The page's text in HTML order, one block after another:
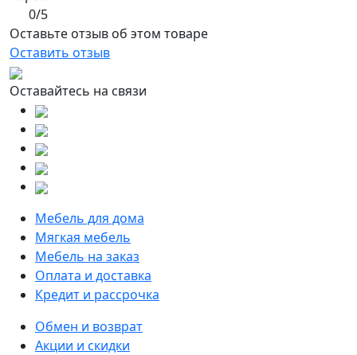
0/5
Оставьте отзыв об этом товаре
Оставить отзыв
Оставайтесь на связи
Мебель для дома
Мягкая мебель
Мебель на заказ
Оплата и доставка
Кредит и рассрочка
Обмен и возврат
Акции и скидки